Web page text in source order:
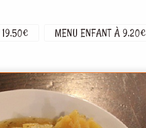
19,50€ MENU ENFANT À 9,20€